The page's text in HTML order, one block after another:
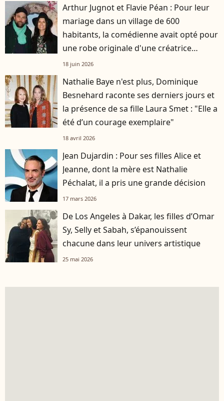
Arthur Jugnot et Flavie Péan : Pour leur
mariage dans un village de 600
habitants, la comédienne avait opté pour
une robe originale d'une créatrice
française
18 juin 2026
Nathalie Baye n'est plus, Dominique
Besnehard raconte ses derniers jours et
la présence de sa fille Laura Smet : "Elle a
été d’un courage exemplaire"
18 avril 2026
Jean Dujardin : Pour ses filles Alice et
Jeanne, dont la mère est Nathalie
Péchalat, il a pris une grande décision
17 mars 2026
De Los Angeles à Dakar, les filles d’Omar
Sy, Selly et Sabah, s’épanouissent
chacune dans leur univers artistique
25 mai 2026